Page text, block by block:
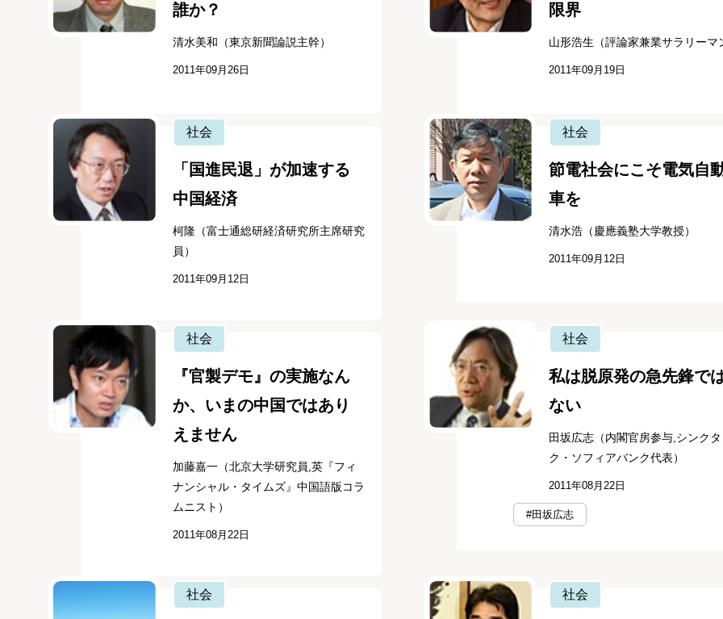
誰か？
清水美和（東京新聞論説主幹）
2011年09月26日
限界
山形浩生（評論家兼業サラリーマ
2011年09月19日
社会
「国進民退」が加速する
中国経済
柯隆（富士通総研経済研究所主席研究
員）
2011年09月12日
社会
節電社会にこそ電気自
車を
清水浩（慶應義塾大学教授）
2011年09月12日
社会
『官製デモ』の実施なん
か、いまの中国ではあり
えません
加藤嘉一（北京大学研究員,英『フィ
ナンシャル・タイムズ』中国語版コラ
ムニスト）
2011年08月22日
社会
私は脱原発の急先鋒で
ない
田坂広志（内閣官房参与,シンク
ク・ソフィアバンク代表）
2011年08月22日
#田坂広志
社会 社会